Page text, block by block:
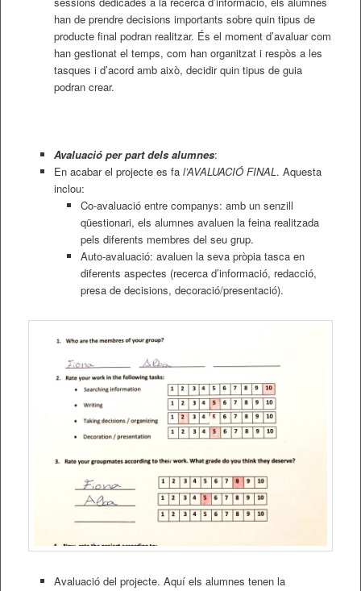
han de prendre decisions importants sobre quin tipus de
producte final podran realitzar. És el moment d’avaluar com
han gestionat el temps, com han organitzat i respòs a les
tasques i d’acord amb això, decidir quin tipus de guia
podran crear.
Avaluació per part dels alumnes:
En acabar el projecte es fal’AVALUACIÓ FINAL. Aquesta
inclou:
Co-avaluació entre companys: amb un senzill
qüestionari, els alumnes avaluen la feina realitzada
pels diferents membres del seu grup.
Auto-avaluació: avaluen la seva pròpia tasca en
diferents aspectes (recerca d’informació, redacció,
presa de decisions, decoració/presentació).
Avaluació del projecte. Aquí els alumnes tenen la